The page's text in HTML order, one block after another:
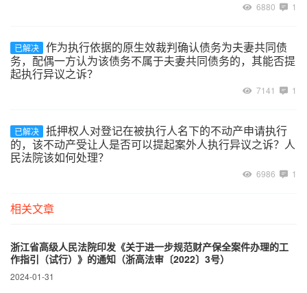
6880 1
已解决 作为执行依据的原生效裁判确认债务为夫妻共同债
务，配偶一方认为该债务不属于夫妻共同债务的，其能否提
起执行异议之诉？
7141 1
已解决 抵押权人对登记在被执行人名下的不动产申请执行
的，该不动产受让人是否可以提起案外人执行异议之诉？人
民法院该如何处理？
6986 1
相关文章
浙江省高级人民法院印发《关于进一步规范财产保全案件办理的工
作指引（试行）》的通知（浙高法审〔2022〕3号）
2024-01-31